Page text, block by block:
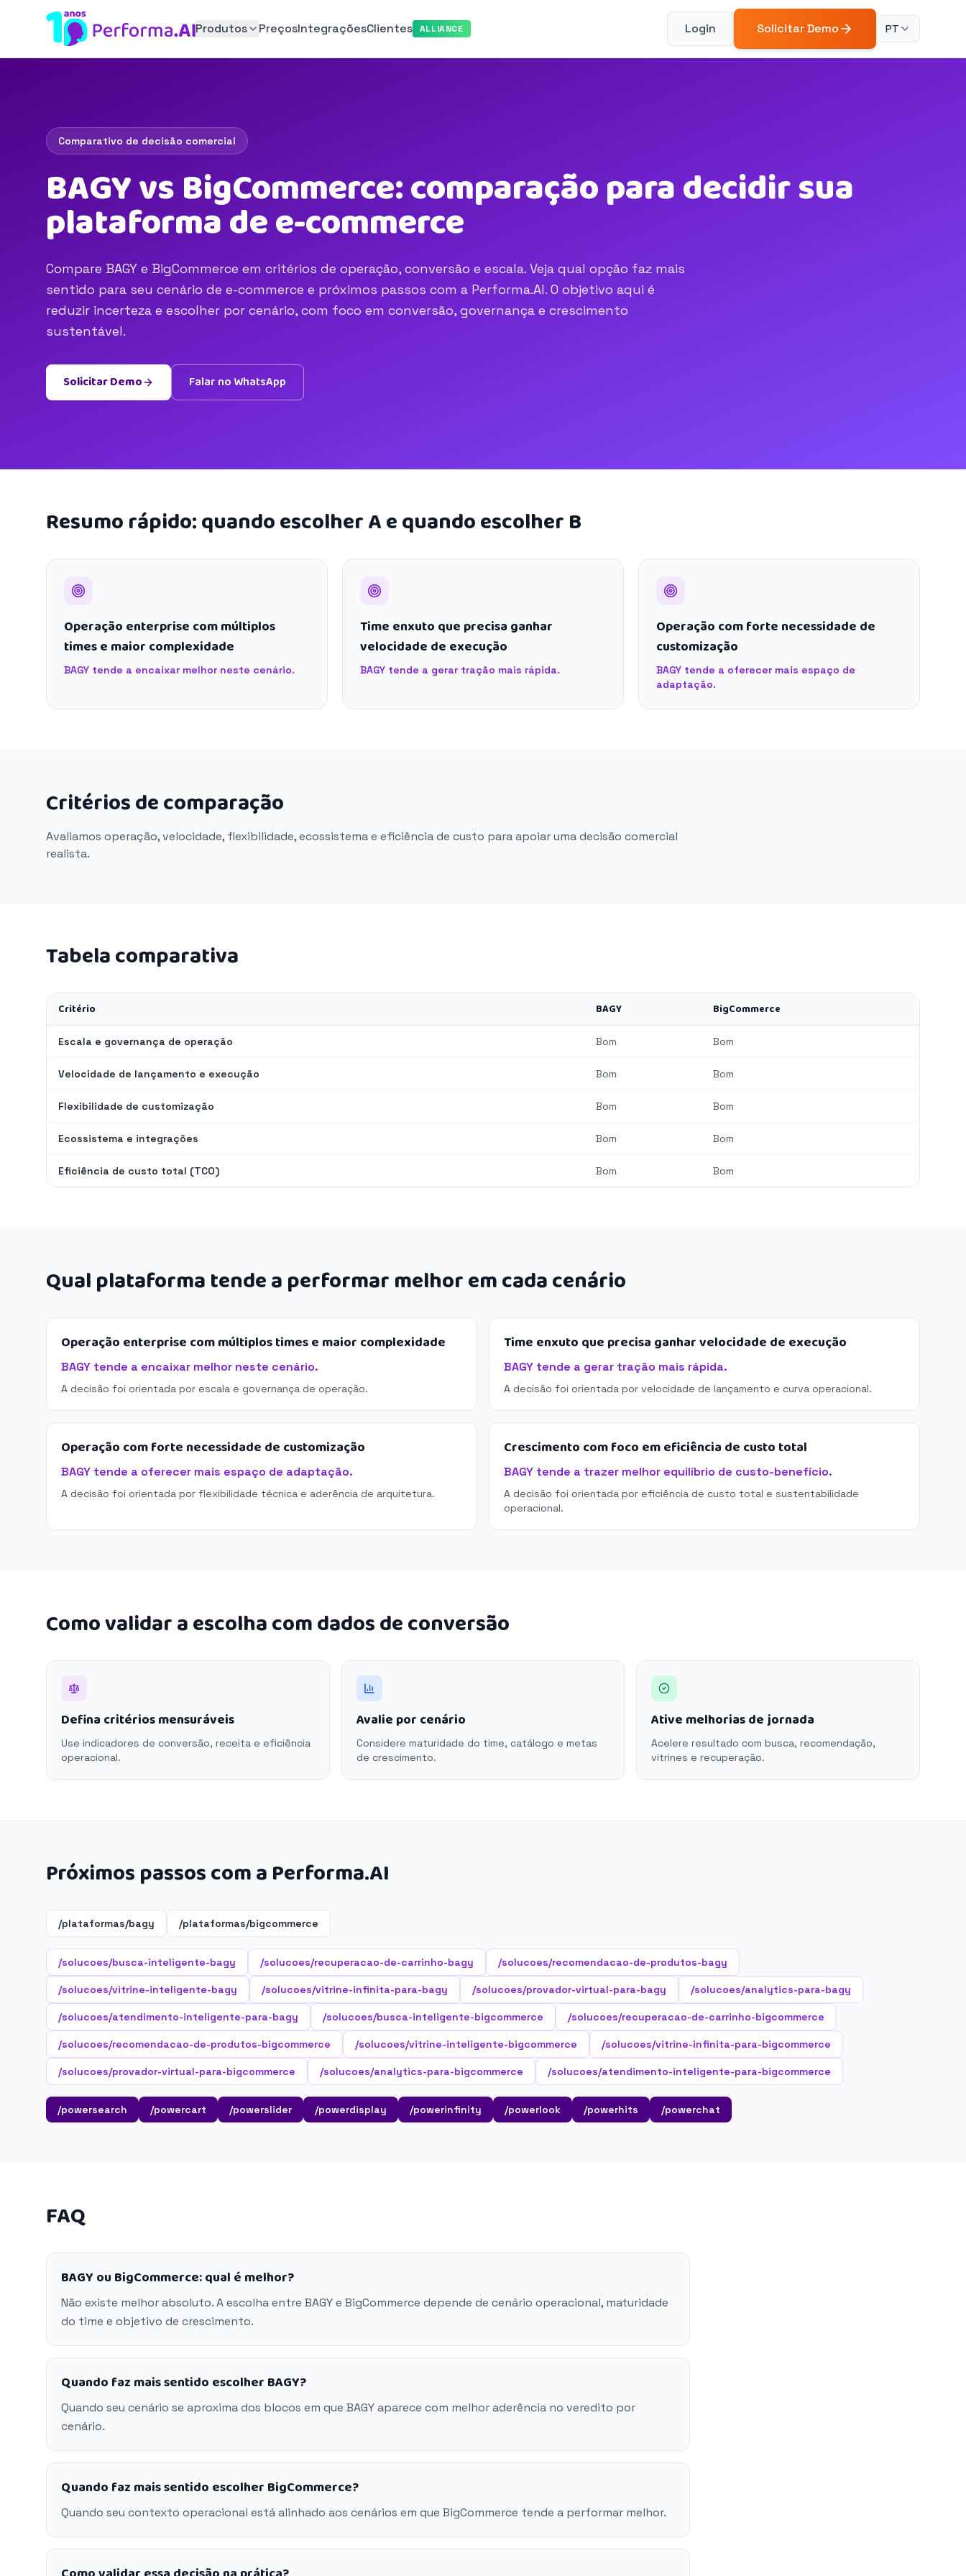
Produtos PreçosIntegraçõesClientes ALLIANCE Login Solicitar Demo PT
Comparativo de decisão comercial
BAGY vs BigCommerce: comparação para decidir sua
plataforma de e-commerce
Compare BAGY e BigCommerce em critérios de operação, conversão e escala. Veja qual opção faz mais
sentido para seu cenário de e-commerce e próximos passos com a Performa.AI. O objetivo aqui é
reduzir incerteza e escolher por cenário, com foco em conversão, governança e crescimento
sustentável.
Solicitar Demo Falar no WhatsApp
Resumo rápido: quando escolher A e quando escolher B
Operação enterprise com múltiplos
times e maior complexidade
BAGY tende a encaixar melhor neste cenário.
Time enxuto que precisa ganhar
velocidade de execução
BAGY tende a gerar tração mais rápida.
Operação com forte necessidade de
customização
BAGY tende a oferecer mais espaço de
adaptação.
Critérios de comparação
Avaliamos operação, velocidade, flexibilidade, ecossistema e eficiência de custo para apoiar uma decisão comercial
realista.
Tabela comparativa
Critério BAGY BigCommerce
Escala e governança de operação Bom Bom
Velocidade de lançamento e execução Bom Bom
Flexibilidade de customização Bom Bom
Ecossistema e integrações Bom Bom
Eficiência de custo total (TCO) Bom Bom
Qual plataforma tende a performar melhor em cada cenário
Operação enterprise com múltiplos times e maior complexidade
BAGY tende a encaixar melhor neste cenário.
A decisão foi orientada por escala e governança de operação.
Time enxuto que precisa ganhar velocidade de execução
BAGY tende a gerar tração mais rápida.
A decisão foi orientada por velocidade de lançamento e curva operacional.
Operação com forte necessidade de customização
BAGY tende a oferecer mais espaço de adaptação.
A decisão foi orientada por flexibilidade técnica e aderência de arquitetura.
Crescimento com foco em eficiência de custo total
BAGY tende a trazer melhor equilíbrio de custo-benefício.
A decisão foi orientada por eficiência de custo total e sustentabilidade
operacional.
Como validar a escolha com dados de conversão
Defina critérios mensuráveis
Use indicadores de conversão, receita e eficiência
operacional.
Avalie por cenário
Considere maturidade do time, catálogo e metas
de crescimento.
Ative melhorias de jornada
Acelere resultado com busca, recomendação,
vitrines e recuperação.
Próximos passos com a Performa.AI
/plataformas/bagy /plataformas/bigcommerce
/solucoes/busca-inteligente-bagy /solucoes/recuperacao-de-carrinho-bagy /solucoes/recomendacao-de-produtos-bagy
/solucoes/vitrine-inteligente-bagy /solucoes/vitrine-infinita-para-bagy /solucoes/provador-virtual-para-bagy /solucoes/analytics-para-bagy
/solucoes/atendimento-inteligente-para-bagy /solucoes/busca-inteligente-bigcommerce /solucoes/recuperacao-de-carrinho-bigcommerce
/solucoes/recomendacao-de-produtos-bigcommerce /solucoes/vitrine-inteligente-bigcommerce /solucoes/vitrine-infinita-para-bigcommerce
/solucoes/provador-virtual-para-bigcommerce /solucoes/analytics-para-bigcommerce /solucoes/atendimento-inteligente-para-bigcommerce
/powersearch /powercart /powerslider /powerdisplay /powerinfinity /powerlook /powerhits /powerchat
FAQ
BAGY ou BigCommerce: qual é melhor?
Não existe melhor absoluto. A escolha entre BAGY e BigCommerce depende de cenário operacional, maturidade
do time e objetivo de crescimento.
Quando faz mais sentido escolher BAGY?
Quando seu cenário se aproxima dos blocos em que BAGY aparece com melhor aderência no veredito por
cenário.
Quando faz mais sentido escolher BigCommerce?
Quando seu contexto operacional está alinhado aos cenários em que BigCommerce tende a performar melhor.